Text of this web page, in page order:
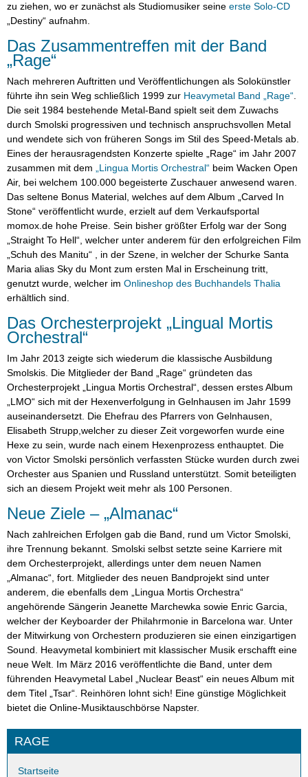
zu ziehen, wo er zunächst als Studiomusiker seine erste Solo-CD
„Destiny“ aufnahm.
Das Zusammentreffen mit der Band
„Rage“
Nach mehreren Auftritten und Veröffentlichungen als Solokünstler
führte ihn sein Weg schließlich 1999 zur Heavymetal Band „Rage“
Die seit 1984 bestehende Metal-Band spielt seit dem Zuwachs
durch Smolski progressiven und technisch anspruchsvollen Metal
und wendete sich von früheren Songs im Stil des Speed-Metals ab.
Eines der herausragendsten Konzerte spielte „Rage“ im Jahr 2007
zusammen mit dem
„Lingua Mortis Orchestral“ beim Wacken Open
Air, bei welchem 100.000 begeisterte Zuschauer anwesend waren.
Das seltene Bonus Material, welches auf dem Album „Carved In
Stone“ veröffentlicht wurde, erzielt auf dem Verkaufsportal
momox.de hohe Preise. Sein bisher größter Erfolg war der Song
„Straight To Hell“, welcher unter anderem für den erfolgreichen Film
„Schuh des Manitu“ , in der Szene, in welcher der Schurke Santa
Maria alias Sky du Mont zum ersten Mal in Erscheinung tritt,
genutzt wurde, welcher im Onlineshop des Buchhandels Thalia
erhältlich sind.
Das Orchesterprojekt „Lingual Mortis
Orchestral“
Im Jahr 2013 zeigte sich wiederum die klassische Ausbildung
Smolskis. Die Mitglieder der Band „Rage“ gründeten das
Orchesterprojekt „Lingua Mortis Orchestral“, dessen erstes Album
„LMO“ sich mit der Hexenverfolgung in Gelnhausen im Jahr 1599
auseinandersetzt. Die Ehefrau des Pfarrers von Gelnhausen,
Elisabeth Strupp,welcher zu dieser Zeit vorgeworfen wurde eine
Hexe zu sein, wurde nach einem Hexenprozess enthauptet. Die
von Victor Smolski persönlich verfassten Stücke wurden durch zwei
Orchester aus Spanien und Russland unterstützt. Somit beteiligten
sich an diesem Projekt weit mehr als 100 Personen.
Neue Ziele – „Almanac“
Nach zahlreichen Erfolgen gab die Band, rund um Victor Smolski,
ihre Trennung bekannt. Smolski selbst setzte seine Karriere mit
dem Orchesterprojekt, allerdings unter dem neuen Namen
„Almanac“, fort. Mitglieder des neuen Bandprojekt sind unter
anderem, die ebenfalls dem „Lingua Mortis Orchestra“
angehörende Sängerin Jeanette Marchewka sowie Enric Garcia,
welcher der Keyboarder der Philahrmonie in Barcelona war. Unter
der Mitwirkung von Orchestern produzieren sie einen einzigartigen
Sound. Heavymetal kombiniert mit klassischer Musik erschafft eine
neue Welt. Im März 2016 veröffentlichte die Band, unter dem
führenden Heavymetal Label „Nuclear Beast“ ein neues Album mit
dem Titel „Tsar“. Reinhören lohnt sich! Eine günstige Möglichkeit
bietet die Online-Musiktauschbörse Napster.
RAGE
Startseite